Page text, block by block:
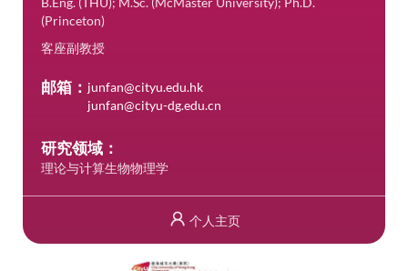
(Princeton)
客座副教授
邮箱： junfan@cityu.edu.hk
junfan@cityu-dg.edu.cn
研究领域：
理论与计算生物物理学
个人主页